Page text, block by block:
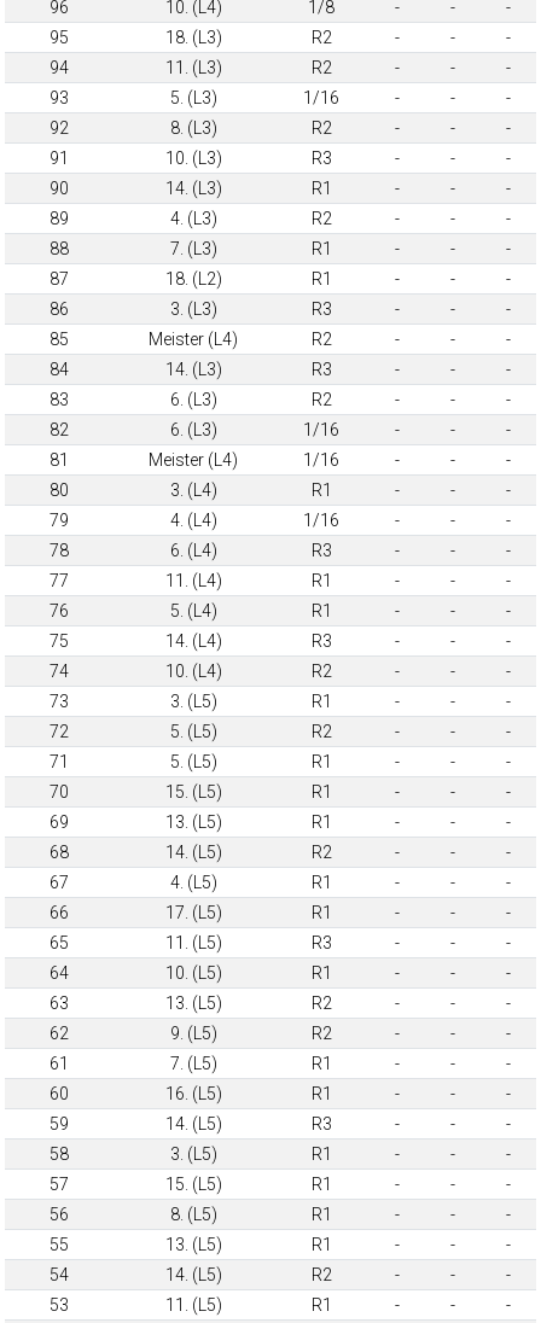
96 10. (L4) 1/8 - -
-
95
18. (L3) R2 - -
-
94
11. (L3) R2 - -
-
93
5. (L3) 1/16 - -
-
92
8. (L3) R2 - -
-
91
10. (L3) R3 - -
-
90
14. (L3) R1 - -
-
89
4. (L3) R2 - -
-
88
7. (L3) R1 - -
-
87
18. (L2) R1 - -
-
86
3. (L3) R3 - -
-
85
Meister (L4) R2 - -
-
84
14. (L3) R3 - -
-
83
6. (L3) R2 - -
-
82
6. (L3) 1/16 - -
-
81
Meister (L4) 1/16 - -
-
80
3. (L4) R1 - -
-
79
4. (L4) 1/16 - -
-
78
6. (L4) R3 - -
-
77
11. (L4) R1 - -
-
76
5. (L4) R1 - -
-
75
14. (L4) R3 - -
-
74
10. (L4) R2 - -
-
73
3. (L5) R1 - -
-
72
5. (L5) R2 - -
-
71
5. (L5) R1 - -
-
70
15. (L5) R1 - -
-
69
13. (L5) R1 - -
-
68
14. (L5) R2 - -
-
67
4. (L5) R1 - -
-
66
17. (L5) R1 - -
-
65
11. (L5) R3 - -
-
64
10. (L5) R1 - -
-
63
13. (L5) R2 - -
-
62
9. (L5) R2 - -
-
61
7. (L5) R1 - -
-
60
16. (L5) R1 - -
-
59
14. (L5) R3 - -
-
58
3. (L5) R1 - -
-
57
15. (L5) R1 - -
-
56
8. (L5) R1 - -
-
55
13. (L5) R1 - -
-
54
14. (L5) R2 - -
-
53
11. (L5) R1 - -
-